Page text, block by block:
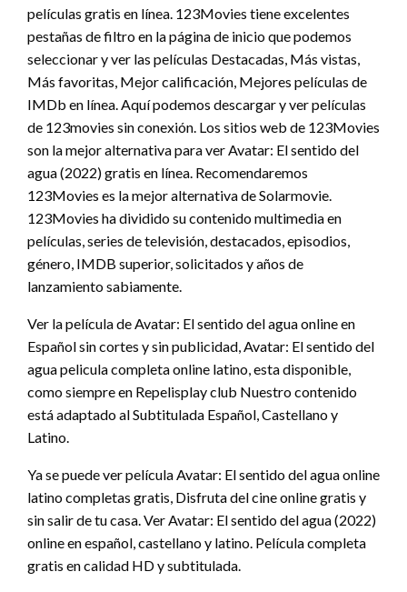
películas gratis en línea. 123Movies tiene excelentes
pestañas de filtro en la página de inicio que podemos
seleccionar y ver las películas Destacadas, Más vistas,
Más favoritas, Mejor calificación, Mejores películas de
IMDb en línea. Aquí podemos descargar y ver películas
de 123movies sin conexión. Los sitios web de 123Movies
son la mejor alternativa para ver Avatar: El sentido del
agua (2022) gratis en línea. Recomendaremos
123Movies es la mejor alternativa de Solarmovie.
123Movies ha dividido su contenido multimedia en
películas, series de televisión, destacados, episodios,
género, IMDB superior, solicitados y años de
lanzamiento sabiamente.
Ver la película de Avatar: El sentido del agua online en
Español sin cortes y sin publicidad, Avatar: El sentido del
agua pelicula completa online latino, esta disponible,
como siempre en Repelisplay club Nuestro contenido
está adaptado al Subtitulada Español, Castellano y
Latino.
Ya se puede ver película Avatar: El sentido del agua online
latino completas gratis, Disfruta del cine online gratis y
sin salir de tu casa. Ver Avatar: El sentido del agua (2022)
online en español, castellano y latino. Película completa
gratis en calidad HD y subtitulada.